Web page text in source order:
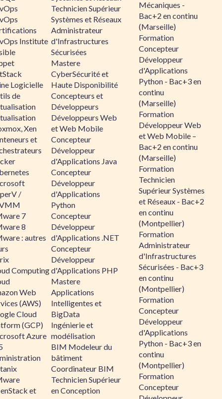
Institute
Logicielle
de
Xen
et
/
7
8
: autres
Computing
Web
(AWS)
Cloud
(GCP)
Azure
et
Technicien Supérieur
Systèmes et Réseaux
Administrateur
d'Infrastructures
Sécurisées
Mastere
CyberSécurité et
Haute Disponibilité
Concepteurs et
Développeurs
Développeurs Web
et Web Mobile
Concepteur
Développeur
d'Applications Java
Concepteur
Développeur
d'Applications
Python
Concepteur
Développeur
d'Applications .NET
Concepteur
Développeur
d'Applications PHP
Mastere
Applications
Intelligentes et
BigData
Ingénierie et
modélisation
BIM Modeleur du
bâtiment
Coordinateur BIM
Technicien Supérieur
en Conception
Mécaniques -
Bac+2 en continu
(Marseille)
Formation
Concepteur
Développeur
d'Applications
Python - Bac+3 en
continu
(Marseille)
Formation
Développeur Web
et Web Mobile –
Bac+2 en continu
(Marseille)
Formation
Technicien
Supérieur Systèmes
et Réseaux - Bac+2
en continu
(Montpellier)
Formation
Administrateur
d'Infrastructures
Sécurisées - Bac+3
en continu
(Montpellier)
Formation
Concepteur
Développeur
d'Applications
Python - Bac+3 en
continu
(Montpellier)
Formation
Concepteur